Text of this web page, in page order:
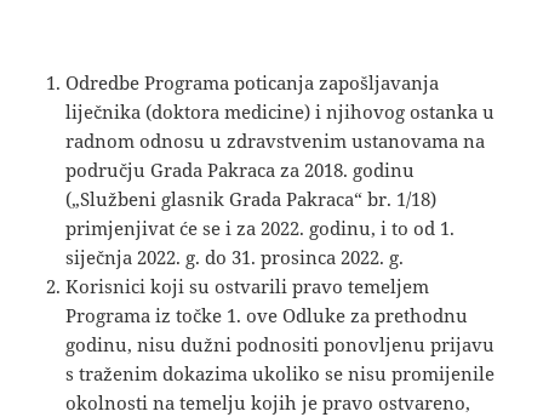
Odredbe Programa poticanja zapošljavanja
liječnika (doktora medicine) i njihovog ostanka u
radnom odnosu u zdravstvenim ustanovama na
području Grada Pakraca za 2018. godinu
(„Službeni glasnik Grada Pakraca“ br. 1/18)
primjenjivat će se i za 2022. godinu, i to od 1.
siječnja 2022. g. do 31. prosinca 2022. g.
Korisnici koji su ostvarili pravo temeljem
Programa iz točke 1. ove Odluke za prethodnu
godinu, nisu dužni podnositi ponovljenu prijavu
s traženim dokazima ukoliko se nisu promijenile
okolnosti na temelju kojih je pravo ostvareno,